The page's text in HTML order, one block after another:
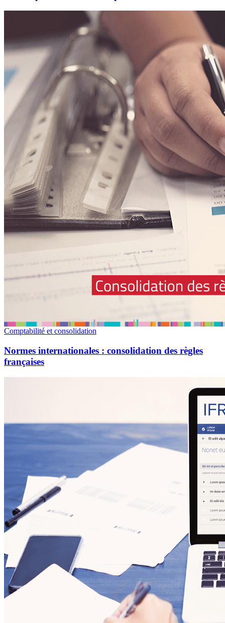
Comptabilité et consolidation
Normes internationales : consolidation des règles
françaises